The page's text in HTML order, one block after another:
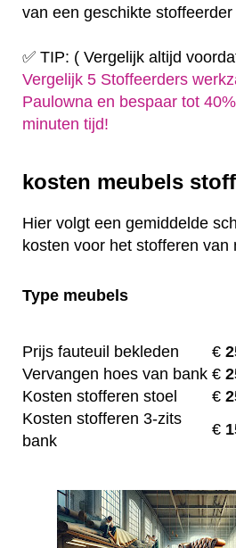
van een geschikte stoffeerder
✅ TIP: ( Vergelijk altijd
Vergelijk 5 Stoffeerders
Paulowna en bespaar tot
minuten tijd!
kosten meubels
Hier volgt een gemiddelde
kosten voor het stofferen van
Type meubels
Prijs fauteuil bekleden €
Vervangen hoes van bank €
Kosten stofferen stoel
€
Kosten stofferen 3-zits
bank
€